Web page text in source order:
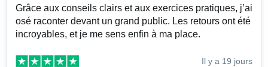
Grâce aux conseils clairs et aux exercices pratiques, j’ai
osé raconter devant un grand public. Les retours ont été
incroyables, et je me sens enfin à ma place.
Il y a 19 jours